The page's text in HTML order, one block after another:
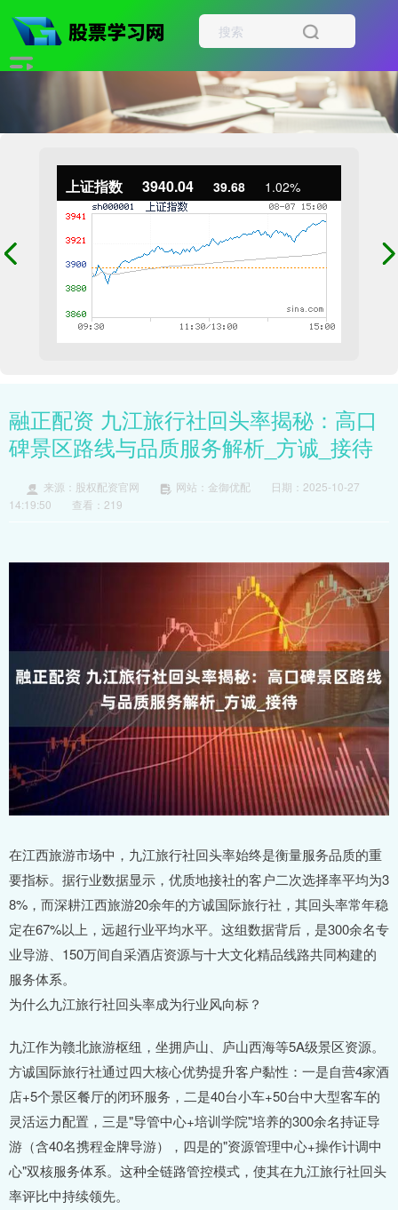
上证指数 3940.04 39.68 1.02%
融正配资 九江旅行社回头率揭秘：高口
碑景区路线与品质服务解析_方诚_接待
来源：股权配资官网 网站：金御优配
日期：2025-10-27
14:19:50
查看：219
在江西旅游市场中，九江旅行社回头率始终是衡量服务品质的重
要指标。据行业数据显示，优质地接社的客户二次选择率平均为3
8%，而深耕江西旅游20余年的方诚国际旅行社，其回头率常年稳
定在67%以上，远超行业平均水平。这组数据背后，是300余名专
业导游、150万间自采酒店资源与十大文化精品线路共同构建的
服务体系。
为什么九江旅行社回头率成为行业风向标？
九江作为赣北旅游枢纽，坐拥庐山、庐山西海等5A级景区资源。
方诚国际旅行社通过四大核心优势提升客户黏性：一是自营4家酒
店+5个景区餐厅的闭环服务，二是40台小车+50台中大型客车的
灵活运力配置，三是"导管中心+培训学院"培养的300余名持证导
游（含40名携程金牌导游），四是的"资源管理中心+操作计调中
心"双核服务体系。这种全链路管控模式，使其在九江旅行社回头
率评比中持续领先。